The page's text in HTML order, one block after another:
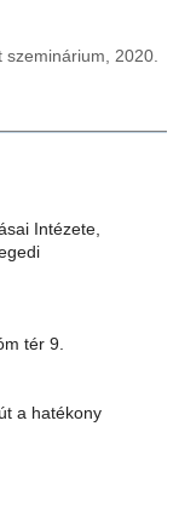
szeminárium, 2020.
Intézete,
tér 9.
a hatékony